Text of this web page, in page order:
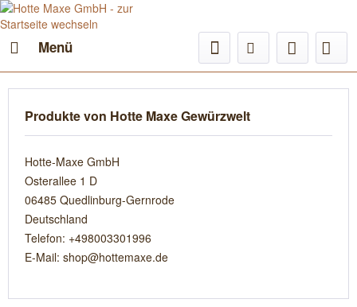
Menü
Produkte von Hotte Maxe Gewürzwelt
Hotte-Maxe GmbH
Osterallee 1 D
06485 Quedlinburg-Gernrode
Deutschland
Telefon: +498003301996
E-Mail: shop@hottemaxe.de